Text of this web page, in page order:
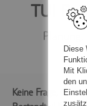
TUI
Keine Frage,
Diese
Mit
den